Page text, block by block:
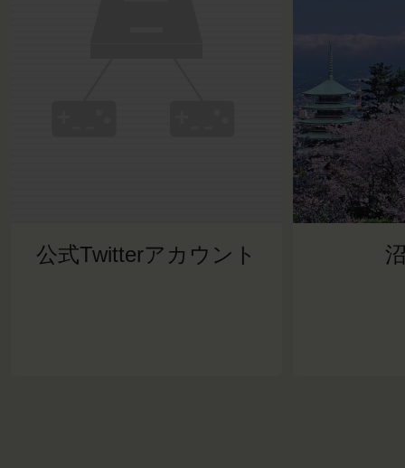
公式Twitterアカウント